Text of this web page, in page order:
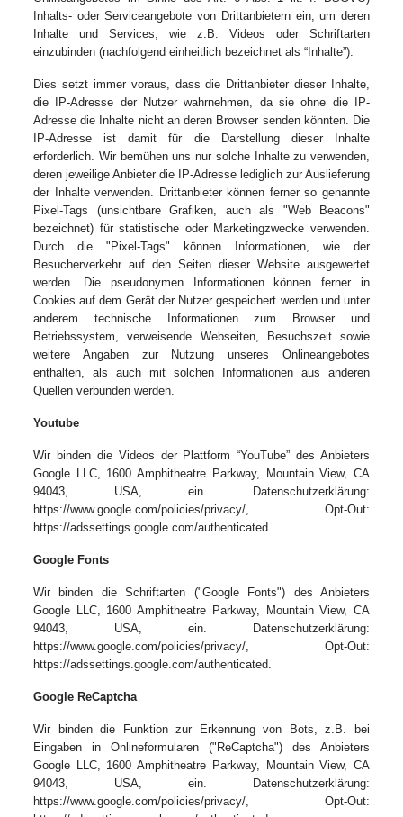
Inhalts- oder Serviceangebote von Drittanbietern ein, um deren
Inhalte und Services, wie z.B. Videos oder Schriftarten
einzubinden (nachfolgend einheitlich bezeichnet als “Inhalte”).
Dies setzt immer voraus, dass die Drittanbieter dieser Inhalte,
die IP-Adresse der Nutzer wahrnehmen, da sie ohne die IP-
Adresse die Inhalte nicht an deren Browser senden könnten. Die
IP-Adresse ist damit für die Darstellung dieser Inhalte
erforderlich. Wir bemühen uns nur solche Inhalte zu verwenden,
deren jeweilige Anbieter die IP-Adresse lediglich zur Auslieferung
der Inhalte verwenden. Drittanbieter können ferner so genannte
Pixel-Tags (unsichtbare Grafiken, auch als "Web Beacons"
bezeichnet) für statistische oder Marketingzwecke verwenden.
Durch die "Pixel-Tags" können Informationen, wie der
Besucherverkehr auf den Seiten dieser Website ausgewertet
werden. Die pseudonymen Informationen können ferner in
Cookies auf dem Gerät der Nutzer gespeichert werden und unter
anderem technische Informationen zum Browser und
Betriebssystem, verweisende Webseiten, Besuchszeit sowie
weitere Angaben zur Nutzung unseres Onlineangebotes
enthalten, als auch mit solchen Informationen aus anderen
Quellen verbunden werden.
Youtube
Wir binden die Videos der Plattform “YouTube” des Anbieters
Google LLC, 1600 Amphitheatre Parkway, Mountain View, CA
94043, USA, ein. Datenschutzerklärung:
https://www.google.com/policies/privacy/, Opt-Out:
https://adssettings.google.com/authenticated.
Google Fonts
Wir binden die Schriftarten ("Google Fonts") des Anbieters
Google LLC, 1600 Amphitheatre Parkway, Mountain View, CA
94043, USA, ein. Datenschutzerklärung:
https://www.google.com/policies/privacy/, Opt-Out:
https://adssettings.google.com/authenticated.
Google ReCaptcha
Wir binden die Funktion zur Erkennung von Bots, z.B. bei
Eingaben in Onlineformularen ("ReCaptcha") des Anbieters
Google LLC, 1600 Amphitheatre Parkway, Mountain View, CA
94043, USA, ein. Datenschutzerklärung:
https://www.google.com/policies/privacy/, Opt-Out: